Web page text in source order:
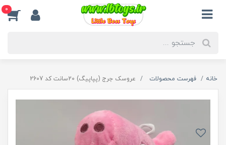
0
خانه فهرست محصولات عروسک جرج (پپاپیگ) 20سانت کد 2607